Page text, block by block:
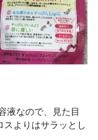
液なので、見た目
よりはサラッとし